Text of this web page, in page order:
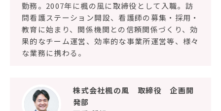
勤務。2007年に楓の風に取締役として入職。訪
問看護ステーション開設、看護師の募集・採用・
教育に始まり、関係機関との信頼関係づくり、効
果的なチーム運営、効率的な事業所運営等、様々
な業務に携わる。
株式会社楓の風 取締役 企画開
発部